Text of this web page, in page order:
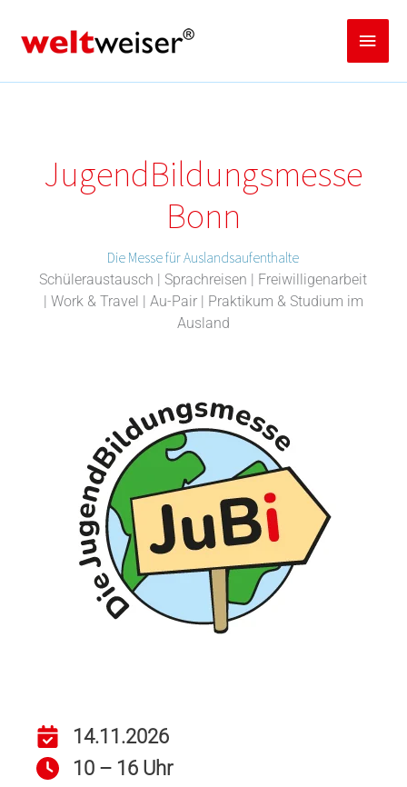
springen
Jugend­­­­­Bildungsmess­e
Bonn
Die Messe für Auslandsaufenthalte
Schüleraustausch | Sprachreisen | Freiwilligenarbeit
| Work & Travel | Au-Pair | Praktikum & Studium im
Ausland
14.11.2026
10 – 16 Uhr